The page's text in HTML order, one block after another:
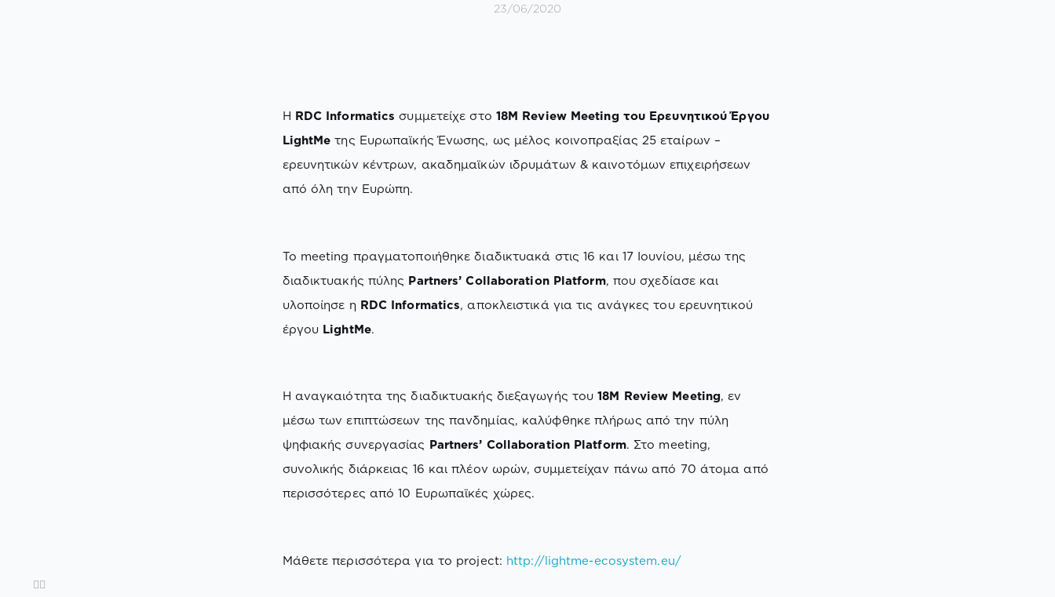
23/06/2020
H RDC Informatics συμμετείχε στο 18M Review Meeting του Ερευνητικού Έργου
LightMe της Ευρωπαϊκής Ένωσης, ως μέλος κοινοπραξίας 25 εταίρων –
ερευνητικών κέντρων, ακαδημαϊκών ιδρυμάτων & καινοτόμων επιχειρήσεων
από όλη την Ευρώπη.
To meeting πραγματοποιήθηκε διαδικτυακά στις 16 και 17 Ιουνίου, μέσω της
διαδικτυακής πύλης Partners’ Collaboration Platform, που σχεδίασε και
υλοποίησε η RDC Informatics, αποκλειστικά για τις ανάγκες του ερευνητικού
έργου LightMe.
Η αναγκαιότητα της διαδικτυακής διεξαγωγής του18M Review Meeting, εν
μέσω των επιπτώσεων της πανδημίας, καλύφθηκε πλήρως από την πύλη
ψηφιακής συνεργασίας Partners’ Collaboration Platform. Στο meeting,
συνολικής διάρκειας 16 και πλέον ωρών, συμμετείχαν πάνω από 70 άτομα από
περισσότερες από 10 Ευρωπαϊκές χώρες.
Μάθετε περισσότερα για το project: http://lightme-ecosystem.eu/